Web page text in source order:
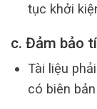
tục khởi
c. Đảm bảo
Tài liệu
có biên